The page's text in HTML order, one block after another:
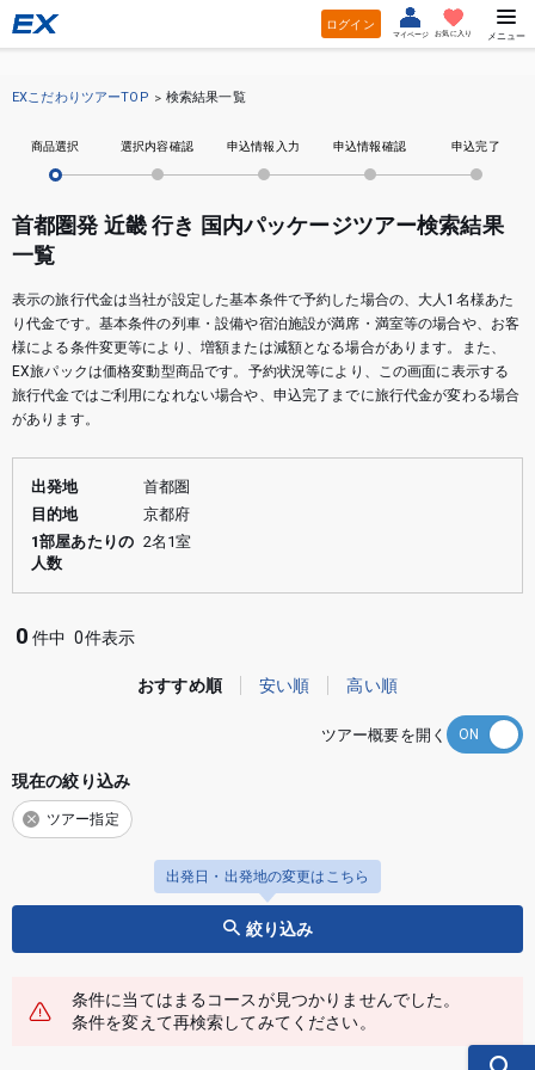
ログイン
マイページ お気に入り メニュー
EXこだわりツアーTOP 検索結果一覧
商品選択 選択内容確認 申込情報入力 申込情報確認 申込完了
首都圏発 近畿 行き 国内パッケージツアー検索結果
一覧
表示の旅行代金は当社が設定した基本条件で予約した場合の、大人1名様あた
り代金です。基本条件の列車・設備や宿泊施設が満席・満室等の場合や、お客
様による条件変更等により、増額または減額となる場合があります。また、
EX旅パックは価格変動型商品です。予約状況等により、この画面に表示する
旅行代金ではご利用になれない場合や、申込完了までに旅行代金が変わる場合
があります。
出発地
首都圏
目的地
京都府
1部屋あたりの
人数
2名1室
出発日・出発地の変更はこちら
絞り込み
現在の絞り込み
ツアー指定
0 件中 0件表示
おすすめ順 安い順 高い順
ツアー概要を開く
条件に当てはまるコースが見つかりませんでした。
条件を変えて再検索してみてください。